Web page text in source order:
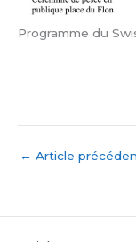
Programme du
← Article